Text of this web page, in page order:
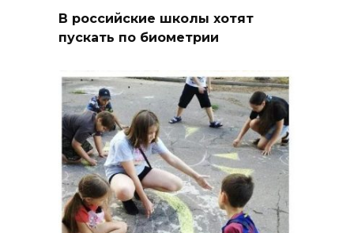
В российские школы хотят
пускать по биометрии